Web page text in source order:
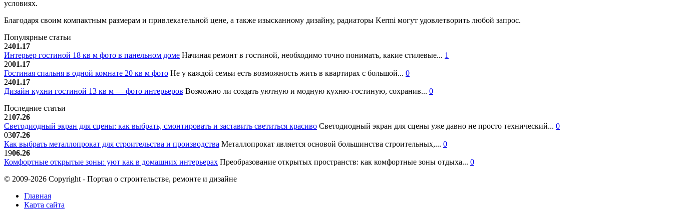
условиях.
Благодаря своим компактным размерам и привлекательной цене, а также изысканному дизайну, радиаторы Kermi могут удовлетворить любой запрос.
Популярные статьи
2401.17
Интерьер гостиной 18 кв м фото в панельном доме Начиная ремонт в гостиной, необходимо точно понимать, какие стилевые... 1
2001.17
Гостиная спальня в одной комнате 20 кв м фото Не у каждой семьи есть возможность жить в квартирах с большой... 0
2401.17
Дизайн кухни гостиной 13 кв м — фото интерьеров Возможно ли создать уютную и модную кухню-гостиную, сохранив... 0
Последние статьи
2107.26
Светодиодный экран для сцены: как выбрать, смонтировать и заставить светиться красиво Светодиодный экран для сцены уже давно не просто технический... 0
0307.26
Как выбрать металлопрокат для строительства и производства Металлопрокат является основой большинства строительных,... 0
1906.26
Комфортные открытые зоны: уют как в домашних интерьерах Преобразование открытых пространств: как комфортные зоны отдыха... 0
© 2009-2026 Copyright - Портал о строительстве, ремонте и дизайне
Главная
Карта сайта